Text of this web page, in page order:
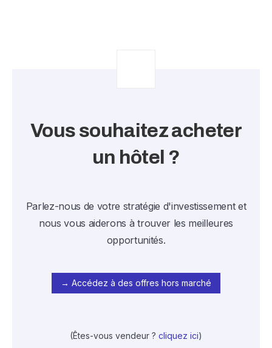
Vous souhaitez acheter
un hôtel ?
Parlez-nous de votre stratégie d'investissement et
nous vous aiderons à trouver les meilleures
opportunités.
→ Accédez à des offres hors marché
(Êtes-vous vendeur ? cliquez ici)